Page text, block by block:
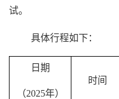
试。
具体行程如下：
日期
（2025年）
时间